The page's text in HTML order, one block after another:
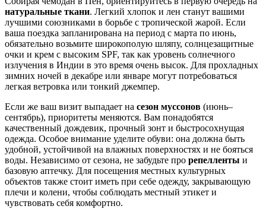
натуральные ткани. Легкий хлопок и лен станут вашими
лучшими союзниками в борьбе с тропической жарой. Если
ваша поездка запланирована на период с марта по июнь,
обязательно возьмите широкополую шляпу, солнцезащитные
очки и крем с высоким SPF, так как уровень солнечного
излучения в Индии в это время очень высок. Для прохладных
зимних ночей в декабре или январе могут потребоваться
легкая ветровка или тонкий джемпер.
Если же ваш визит выпадает на сезон муссонов (июнь–
сентябрь), приоритеты меняются. Вам понадобятся
качественный дождевик, прочный зонт и быстросохнущая
одежда. Особое внимание уделите обуви: она должна быть
удобной, устойчивой на влажных поверхностях и не бояться
воды. Независимо от сезона, не забудьте про репелленты и
базовую аптечку. Для посещения местных культурных
объектов также стоит иметь при себе одежду, закрывающую
плечи и колени, чтобы соблюдать местный этикет и
чувствовать себя комфортно.